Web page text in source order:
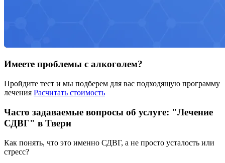
Имеете проблемы с алкоголем?
Пройдите тест и мы подберем для вас подходящую программу
лечения Расчитать стоимость
Часто задаваемые вопросы об услуге: "Лечение
СДВГ" в Твери
Как понять, что это именно СДВГ, а не просто усталость или
стресс?